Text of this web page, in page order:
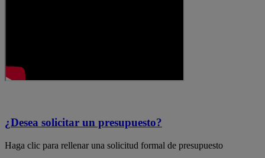
¿Desea solicitar un presupuesto?
Haga clic para rellenar una solicitud formal de presupuesto